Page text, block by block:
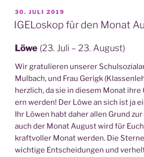
VERÖFFENTLICHT
AM
30. JULI 2019
IGELoskop für den Monat
Löwe (23. Juli – 23. August)
Wir gra­tu­lie­ren unse­rer
Mul­bach, und Frau Gerigk
herz­lich, da sie in die­sem Monat
ern wer­den! Der Löwe an sich ist ja
Ihr Löwen habt daher allen Grund
auch der Monat August wird für
kraft­vol­ler Monat wer­den. Die
wich­ti­ge Ent­schei­dun­gen und